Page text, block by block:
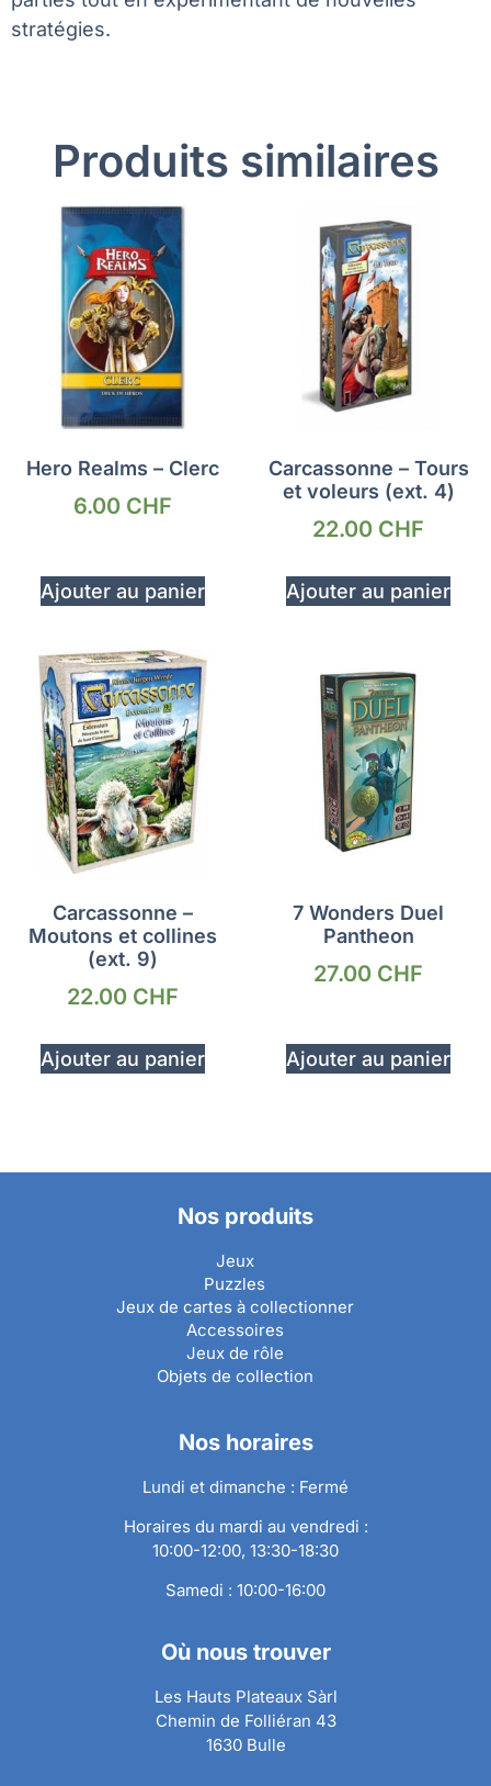
stratégies.
Produits similaires
Hero Realms – Clerc
6.00 CHF
Ajouter au panier
Carcassonne – Tours
et voleurs (ext. 4)
22.00 CHF
Ajouter au panier
Carcassonne –
Moutons et collines
(ext. 9)
22.00 CHF
Ajouter au panier
7 Wonders Duel
Pantheon
27.00 CHF
Ajouter au panier
Nos produits
Jeux
Puzzles
Jeux de cartes à collectionner
Accessoires
Jeux de rôle
Objets de collection
Nos horaires
Lundi et dimanche : Fermé
Horaires du mardi au vendredi :
10:00-12:00, 13:30-18:30
Samedi : 10:00-16:00
Où nous trouver
Les Hauts Plateaux Sàrl
Chemin de Folliéran 43
1630 Bulle